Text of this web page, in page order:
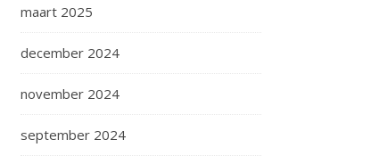
maart 2025
december 2024
november 2024
september 2024